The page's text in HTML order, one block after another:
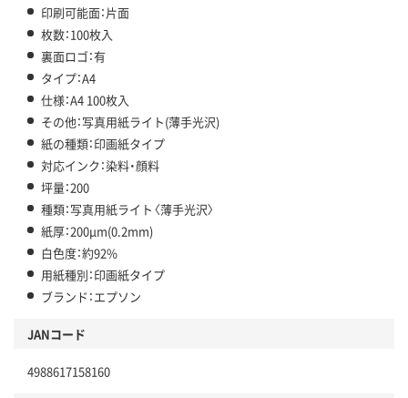
印刷可能面：片面
枚数：100枚入
裏面ロゴ：有
タイプ：A4
仕様：A4 100枚入
その他：写真用紙ライト(薄手光沢)
紙の種類：印画紙タイプ
対応インク：染料・顔料
坪量：200
種類：写真用紙ライト〈薄手光沢〉
紙厚：200μm(0.2mm)
白色度：約92%
用紙種別：印画紙タイプ
ブランド：エプソン
JANコード
4988617158160